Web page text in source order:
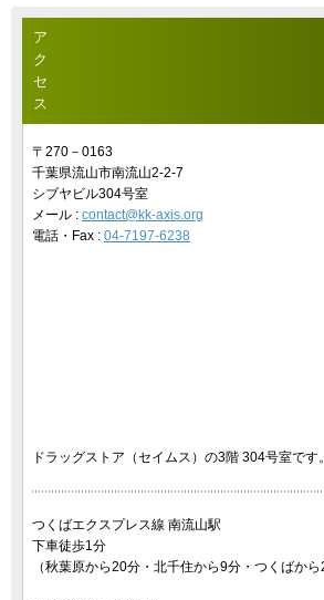
ア
ク
セ
ス
〒270－0163
千葉県流山市南流山2-2-7
シブヤビル304号室
メール : contact@kk-axis.org
電話・Fax : 04-7197-6238
ドラッグストア（セイムス）の3階 304号室です。
つくばエクスプレス線 南流山駅
下車徒歩1分
（秋葉原から20分・北千住から9分・つくばから